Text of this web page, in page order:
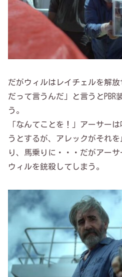
だがウィルはレイチェルを解
だって言うんだ」と言うとPBR
う。
「なんてことを！」アーサー
うとするが、アレックがそれ
り、馬乗りに・・・だがアー
ウィルを銃殺してしまう。